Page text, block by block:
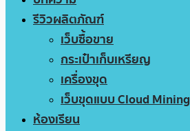
รีวิวผลิตภัณฑ์
เว็บซื้อขาย
กระเป๋าเก็บเหรียญ
เครื่องขุด
เว็บขุดแบบ Cloud Mining
ห้องเรียน